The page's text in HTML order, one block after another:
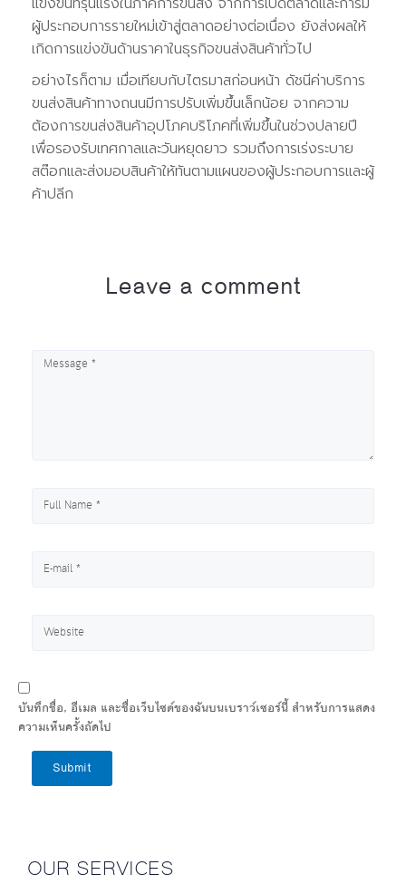
ผู้ประกอบการรายใหม่เข้าสู่ตลาดอย่างต่อเนื่อง ยังส่งผลให้
เกิดการแข่งขันด้านราคาในธุรกิจขนส่งสินค้าทั่วไป
อย่างไรก็ตาม เมื่อเทียบกับไตรมาสก่อนหน้า ดัชนีค่าบริการ
ขนส่งสินค้าทางถนนมีการปรับเพิ่มขึ้นเล็กน้อย จากความ
ต้องการขนส่งสินค้าอุปโภคบริโภคที่เพิ่มขึ้นในช่วงปลายปี
เพื่อรองรับเทศกาลและวันหยุดยาว รวมถึงการเร่งระบาย
สต๊อกและส่งมอบสินค้าให้ทันตามแผนของผู้ประกอบการและผู้
ค้าปลีก
Leave a comment
บันทึกชื่อ, อีเมล และชื่อเว็บไซต์ของฉันบนเบราว์เซอร์นี้ สำหรับการแสดง
ความเห็นครั้งถัดไป
Submit
OUR SERVICES